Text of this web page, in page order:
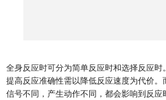
全身反应时可分为简单反应时和选择反应时
提高反应准确性需以降低反应速度为代价
信号不同，产生动作不同，都会影响到反